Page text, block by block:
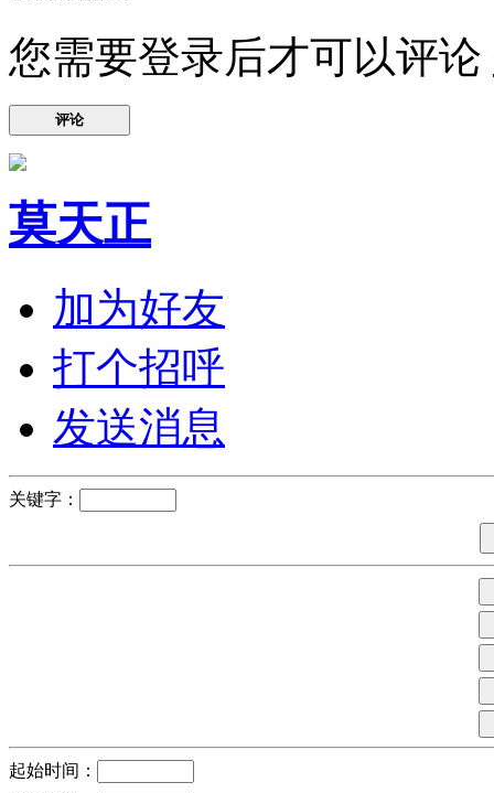
您需要登录后才可以评论
评论
莫天正
加为好友
打个招呼
发送消息
关键字：
起始时间：